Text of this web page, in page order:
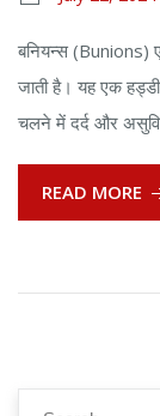
बनियन्स (Bunions)
जाती है। यह एक
चलने में दर्द और
READ MORE